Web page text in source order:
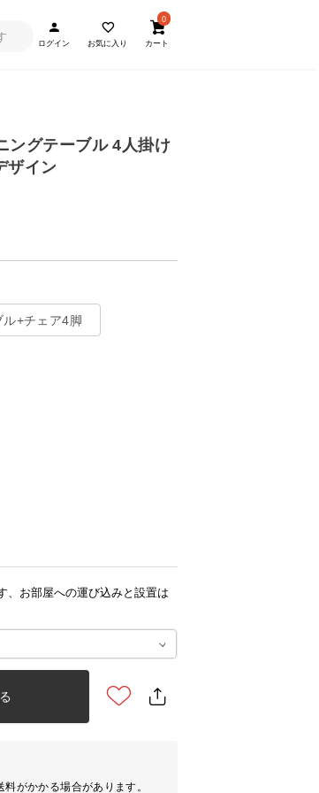
ログイン お気に入り
0
カート
ングテーブル 4人掛け
ザイン
ル+チェア4脚
、お部屋への運び込みと設置は
がかかる場合があります。